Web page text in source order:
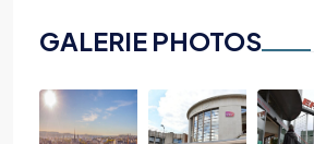
GALERIE PHOTOS